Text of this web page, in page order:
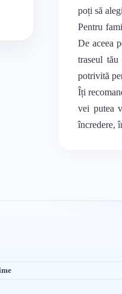
poți să
Pentru
De aceea
traseul
potrivită
Îți
vei putea
încredere,